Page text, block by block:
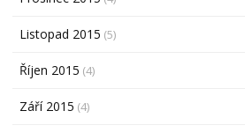
Listopad 2015 (5)
Říjen 2015 (4)
Září 2015 (4)